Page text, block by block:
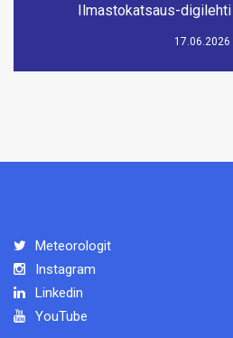
Ilmastokatsaus-
17.06.2026
Meteorologit
Instagram
Linkedin
YouTube